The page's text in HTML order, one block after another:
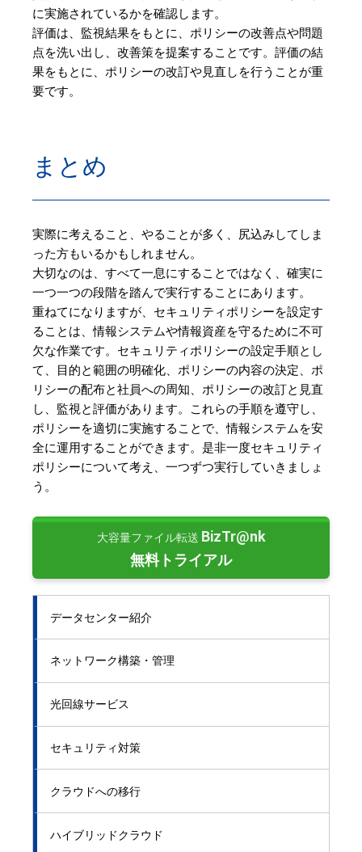
に実施されているかを確認します。
評価は、監視結果をもとに、ポリシーの改善点や問題
点を洗い出し、改善策を提案することです。評価の結
果をもとに、ポリシーの改訂や見直しを行うことが重
要です。
まとめ
実際に考えること、やることが多く、尻込みしてしま
った方もいるかもしれません。
大切なのは、すべて一息にすることではなく、確実に
一つ一つの段階を踏んで実行することにあります。
重ねてになりますが、セキュリティポリシーを設定す
ることは、情報システムや情報資産を守るために不可
欠な作業です。セキュリティポリシーの設定手順とし
て、目的と範囲の明確化、ポリシーの内容の決定、ポ
リシーの配布と社員への周知、ポリシーの改訂と見直
し、監視と評価があります。これらの手順を遵守し、
ポリシーを適切に実施することで、情報システムを安
全に運用することができます。是非一度セキュリティ
ポリシーについて考え、一つずつ実行していきましょ
う。
大容量ファイル転送 BizTr@nk
無料トライアル
データセンター紹介
ネットワーク構築・管理
光回線サービス
セキュリティ対策
クラウドへの移行
ハイブリッドクラウド